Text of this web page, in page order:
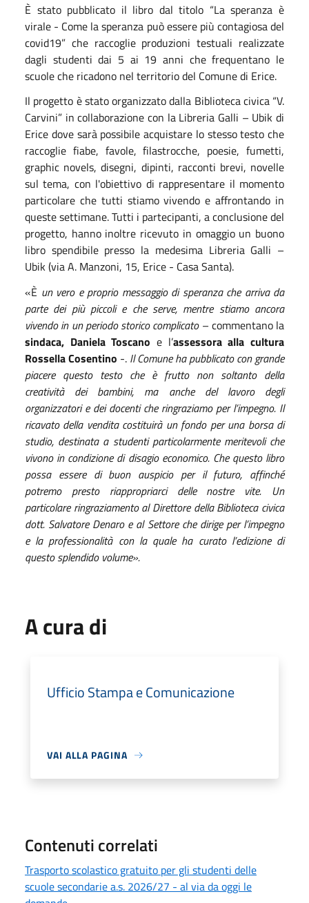
È stato pubblicato il libro dal titolo “La speranza è
virale - Come la speranza può essere più contagiosa del
covid19” che raccoglie produzioni testuali realizzate
dagli studenti dai 5 ai 19 anni che frequentano le
scuole che ricadono nel territorio del Comune di Erice.
Il progetto è stato organizzato dalla Biblioteca civica “V.
Carvini” in collaborazione con la Libreria Galli – Ubik di
Erice dove sarà possibile acquistare lo stesso testo che
raccoglie fiabe, favole, filastrocche, poesie, fumetti,
graphic novels, disegni, dipinti, racconti brevi, novelle
sul tema, con l'obiettivo di rappresentare il momento
particolare che tutti stiamo vivendo e affrontando in
queste settimane. Tutti i partecipanti, a conclusione del
progetto, hanno inoltre ricevuto in omaggio un buono
libro spendibile presso la medesima Libreria Galli –
Ubik (via A. Manzoni, 15, Erice - Casa Santa).
«È un vero e proprio messaggio di speranza che arriva da
parte dei più piccoli e che serve, mentre stiamo ancora
vivendo in un periodo storico complicato– commentano la
sindaca, Daniela Toscano e l’assessora alla cultura
Rossella Cosentino -. Il Comune ha pubblicato con grande
piacere questo testo che è frutto non soltanto della
creatività dei bambini, ma anche del lavoro degli
organizzatori e dei docenti che ringraziamo per l’impegno. Il
ricavato della vendita costituirà un fondo per una borsa di
studio, destinata a studenti particolarmente meritevoli che
vivono in condizione di disagio economico. Che questo libro
possa essere di buon auspicio per il futuro, affinché
potremo presto riappropriarci delle nostre vite. Un
particolare ringraziamento al Direttore della Biblioteca civica
dott. Salvatore Denaro e al Settore che dirige per l’impegno
e la professionalità con la quale ha curato l’edizione di
questo splendido volume».
A cura di
Ufficio Stampa e Comunicazione
VAI ALLA PAGINA
Contenuti correlati
Trasporto scolastico gratuito per gli studenti delle
scuole secondarie a.s. 2026/27 - al via da oggi le